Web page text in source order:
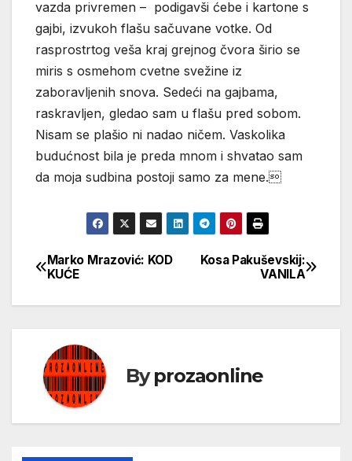
vazda privremen – podigavši ćebe i kartone s
gajbi, izvukoh flašu sačuvane votke. Od
rasprostrtog veša kraj grejnog čvora širio se
miris s osmehom cvetne svežine iz
zaboravljenih snova. Sedeći na gajbama,
raskravljen, gledao sam u flašu pred sobom.
Nisam se plašio ni nadao ničem. Vaskolika
budućnost bila je preda mnom i shvatao sam
da moja sudbina postoji samo za mene.
Кретање
чланка
Kosa Pakuševskij:
VANILA
Marko Mrazović: KOD
KUĆE
Byprozaonline